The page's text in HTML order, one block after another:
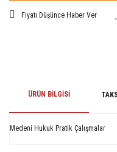
Fiyatı Düşünce Haber Ver
ÜRÜN BILGISI
Medeni Hukuk Pratik Çalışmalar